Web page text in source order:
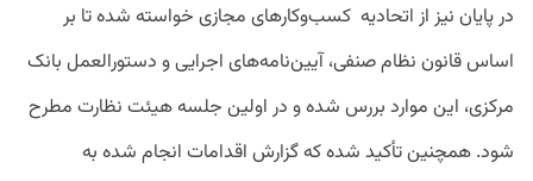
در پایان نیز از اتحادیه کسب‌وکارهای مجازی خواسته شده تا بر
اساس قانون نظام صنفی، آیین‌نامه‌های اجرایی و دستورالعمل بانک
مرکزی، این موارد بررس شده و در اولین جلسه هیئت نظارت مطرح
شود. همچنین تأکید شده که گزارش اقدامات انجام شده به